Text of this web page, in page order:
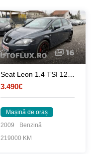
16
3.490€
Mașină de oraș
2009
Benzină
219000 KM